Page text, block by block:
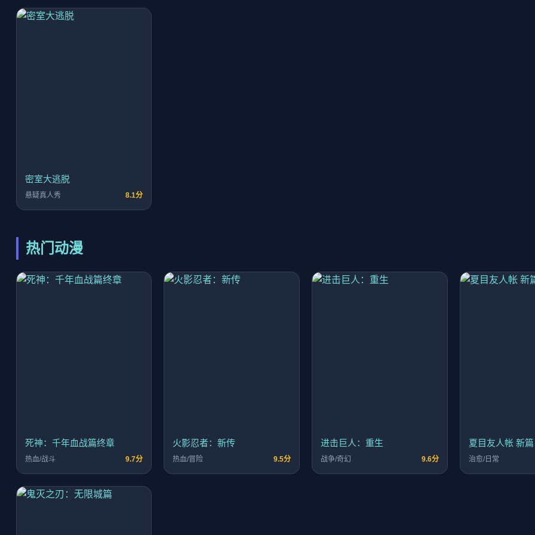
密室大逃脱
悬疑真人秀 8.1分
热门动漫
死神：千年血战篇终章
热血/战斗 9.7分
火影忍者：新传
热血/冒险 9.5分
进击巨人：重生
战争/奇幻 9.6分
夏目友人帐 新篇
治愈/日常